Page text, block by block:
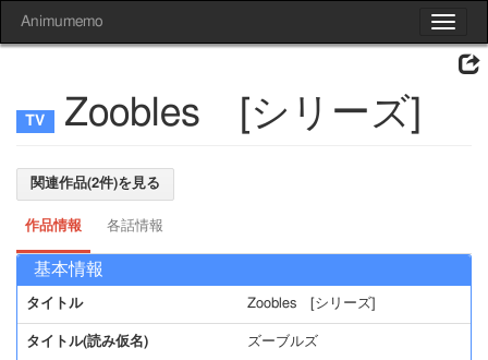
Toggle
Animumemo
Zoobles [シリーズ]
関連作品(2件)を見る
作品情報 各話情報
基本情報
タイトル Zoobles [シリーズ]
タイトル(読み仮名) ズーブルズ